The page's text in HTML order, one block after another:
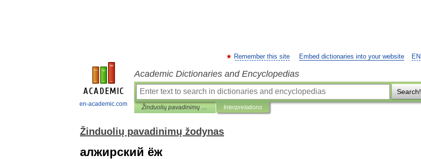
en-academic.com
EN
Remember this site Embed dictionaries into your website
Academic Dictionaries and Encyclopedias
Search!
Žinduolių pavadinimų žodynas Interpretations
Žinduolių pavadinimų žodynas
алжирский ёж